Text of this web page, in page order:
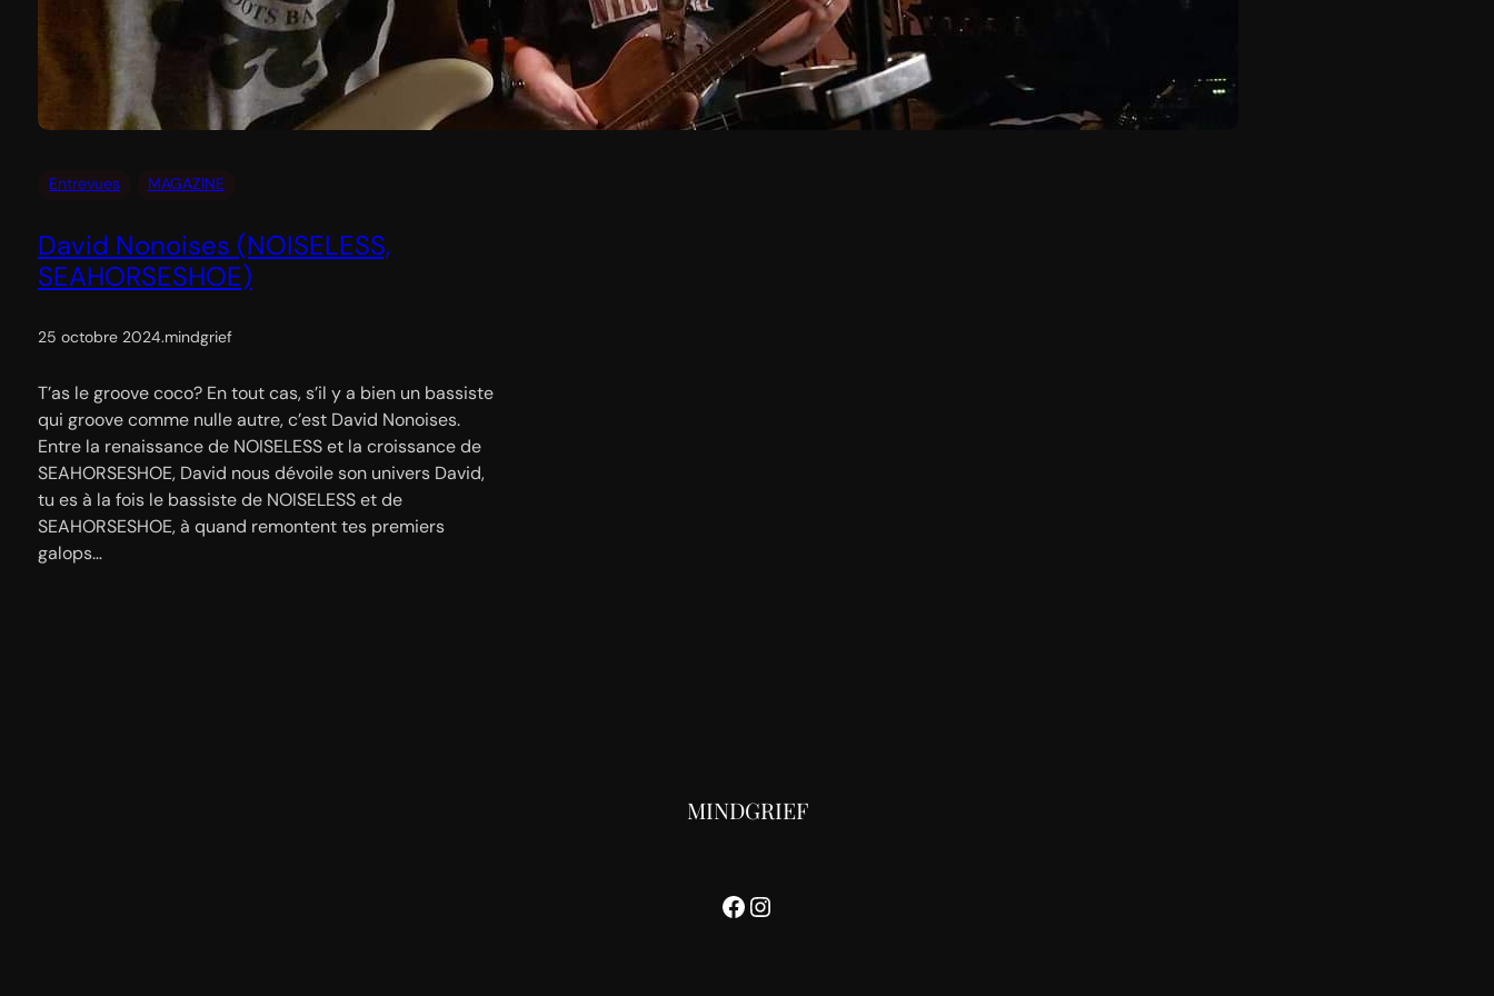
Entrevues MAGAZINE
David Nonoises (NOISELESS,
SEAHORSESHOE)
25 octobre 2024.mindgrief
T’as le groove coco? En tout cas, s’il y a bien un bassiste
qui groove comme nulle autre, c’est David Nonoises.
Entre la renaissance de NOISELESS et la croissance de
SEAHORSESHOE, David nous dévoile son univers David,
tu es à la fois le bassiste de NOISELESS et de
SEAHORSESHOE, à quand remontent tes premiers
galops…
MINDGRIEF
Facebook
Instagram